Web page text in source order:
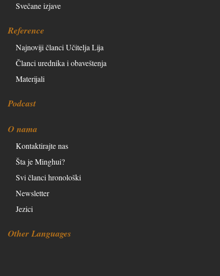
Svečane izjave
Reference
Najnoviji članci Učitelja Lija
Članci urednika i obaveštenja
Materijali
Podcast
O nama
Kontaktirajte nas
Šta je Minghui?
Svi članci hronološki
Newsletter
Jezici
Other Languages